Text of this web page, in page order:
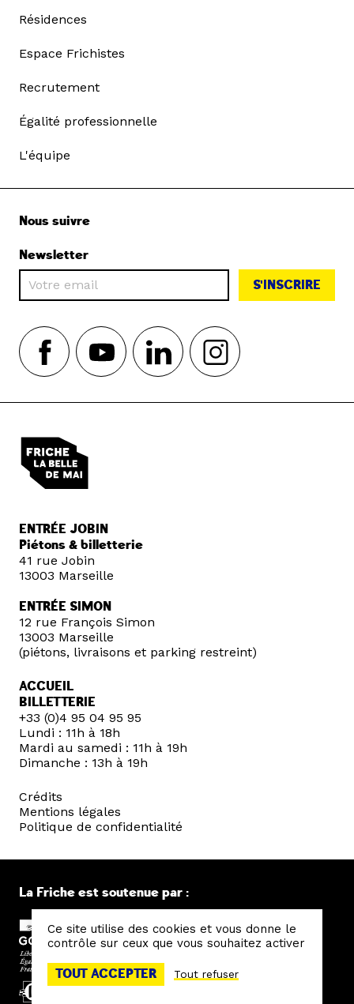
Résidences
Espace Frichistes
Recrutement
Égalité professionnelle
L'équipe
Nous suivre
Newsletter
S'INSCRIRE
ENTRÉE JOBIN
Piétons & billetterie
41 rue Jobin
13003 Marseille
ENTRÉE SIMON
12 rue François Simon
13003 Marseille
(piétons, livraisons et parking restreint)
ACCUEIL
BILLETTERIE
+33 (0)4 95 04 95 95
Lundi : 11h à 18h
Mardi au samedi : 11h à 19h
Dimanche : 13h à 19h
Crédits
Mentions légales
Politique de confidentialité
La Friche est soutenue par :
Ce site utilise des cookies et vous donne le
contrôle sur ceux que vous souhaitez activer
TOUT ACCEPTER Tout refuser